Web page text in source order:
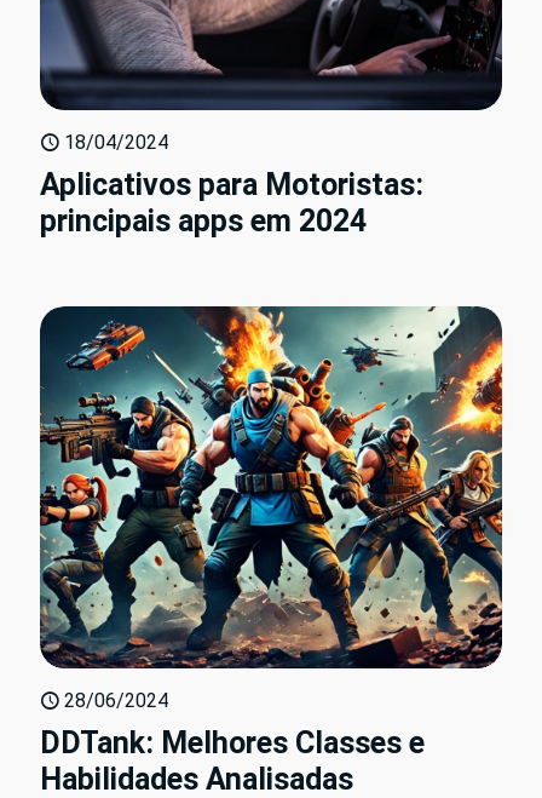
18/04/2024
Aplicativos para Motoristas:
principais apps em 2024
28/06/2024
DDTank: Melhores Classes e
Habilidades Analisadas